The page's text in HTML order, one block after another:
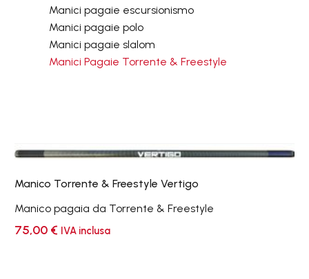
Manici pagaie escursionismo
Manici pagaie polo
Manici pagaie slalom
Manici Pagaie Torrente & Freestyle
Manico
&
Freestyle
Manico Torrente & Freestyle Vertigo
Manico pagaia da Torrente & Freestyle
75,00 € IVA inclusa